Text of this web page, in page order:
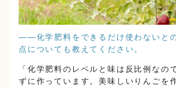
――化学肥料をできるだけ使わないと
点についても教えてください。
「化学肥料のレベルと味は反比例なの
ずに作っています。美味しいりんごを